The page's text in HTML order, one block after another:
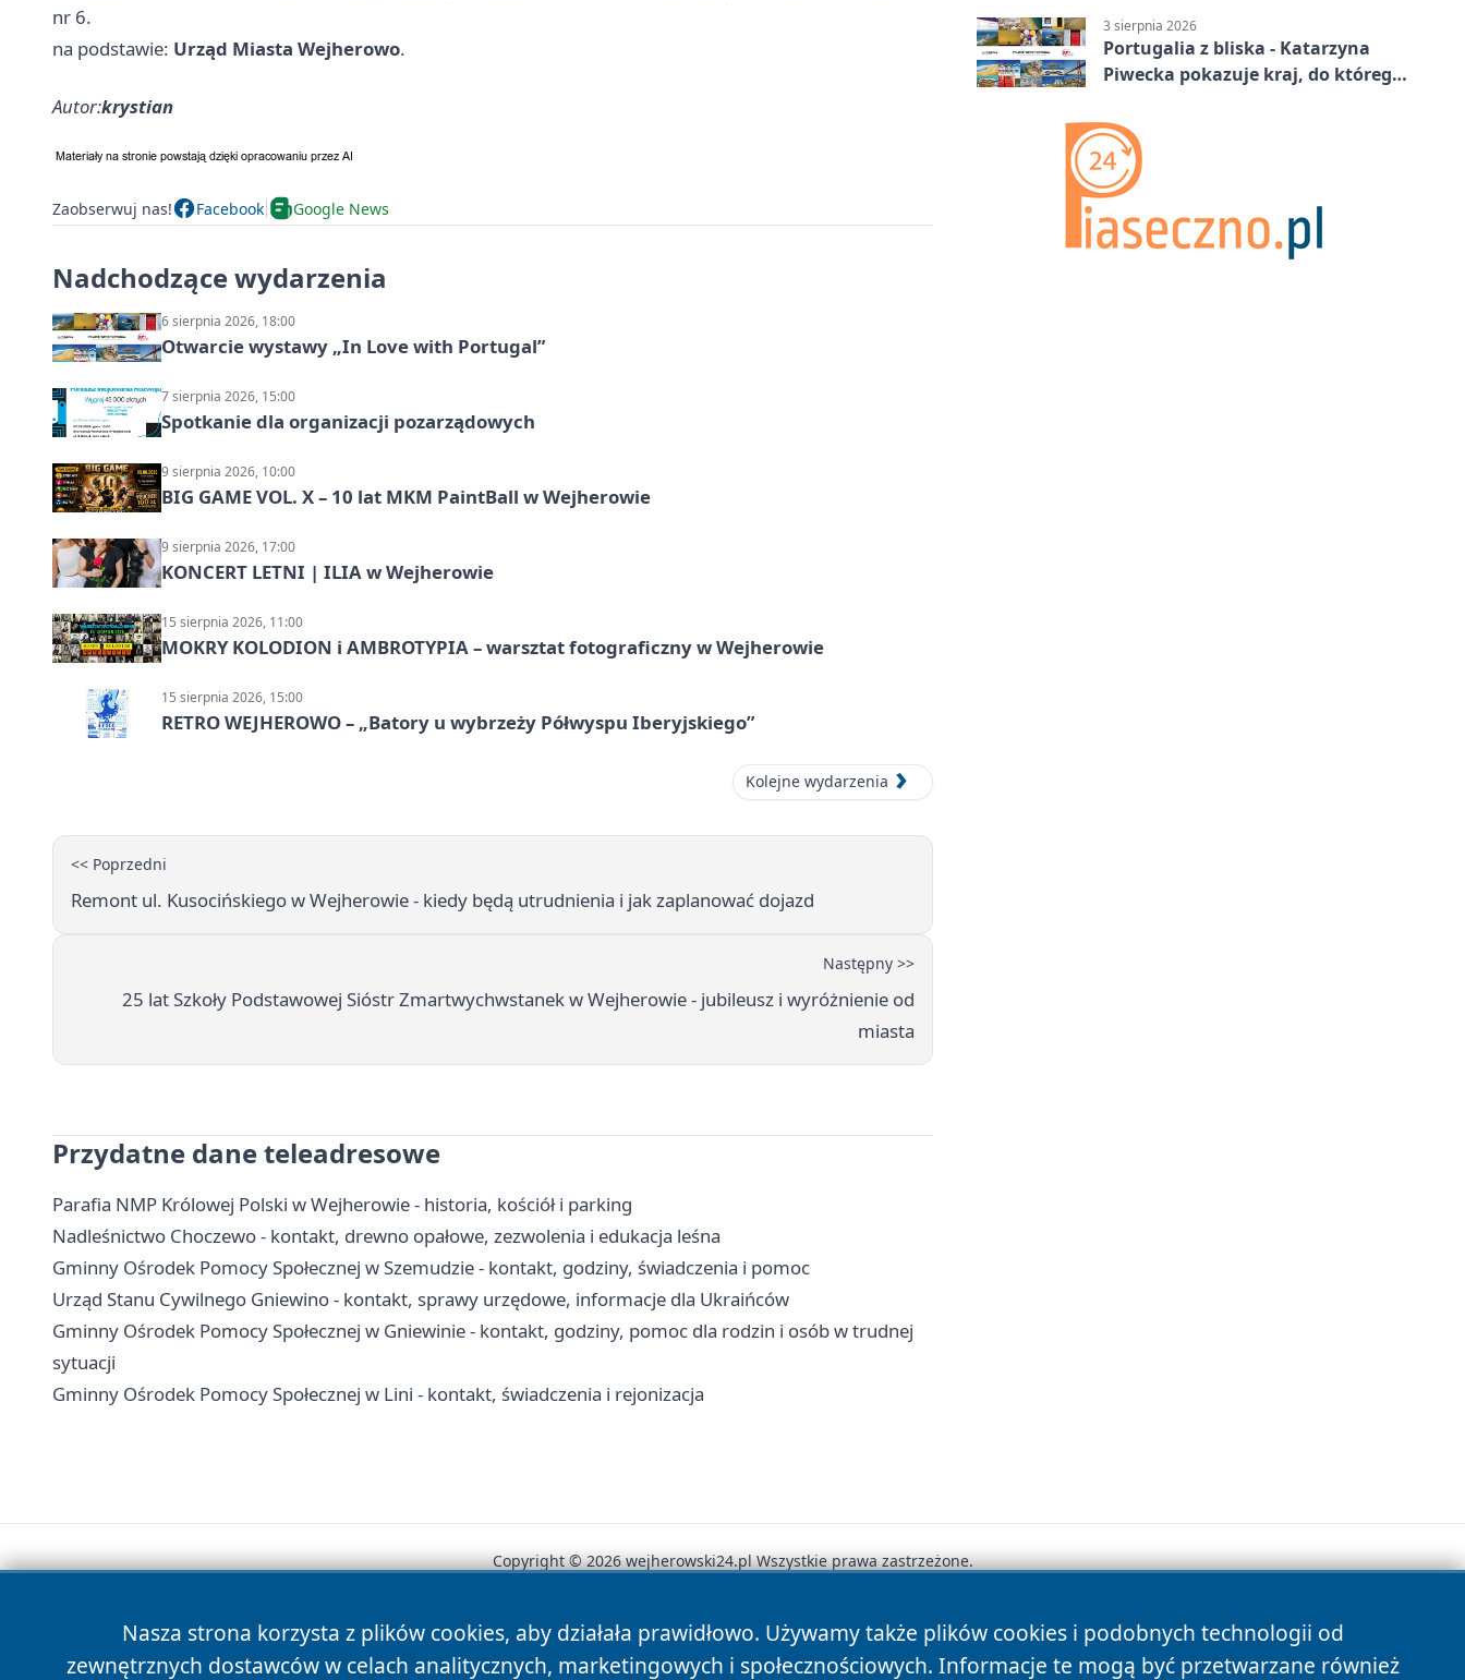
nr 6.
na podstawie: Urząd Miasta Wejherowo.
Autor:krystian
Zaobserwuj nas! Facebook Google News
Nadchodzące wydarzenia
6 sierpnia 2026, 18:00
Otwarcie wystawy „In Love with Portugal”
7 sierpnia 2026, 15:00
Spotkanie dla organizacji pozarządowych
9 sierpnia 2026, 10:00
BIG GAME VOL. X – 10 lat MKM PaintBall w Wejherowie
9 sierpnia 2026, 17:00
KONCERT LETNI | ILIA w Wejherowie
15 sierpnia 2026, 11:00
MOKRY KOLODION i AMBROTYPIA – warsztat fotograficzny w Wejherowie
15 sierpnia 2026, 15:00
RETRO WEJHEROWO – „Batory u wybrzeży Półwyspu Iberyjskiego”
Kolejne wydarzenia
<< Poprzedni
Remont ul. Kusocińskiego w Wejherowie - kiedy będą utrudnienia i jak zaplanować dojazd
Następny >>
25 lat Szkoły Podstawowej Sióstr Zmartwychwstanek w Wejherowie - jubileusz i wyróżnienie od
miasta
Przydatne dane teleadresowe
Parafia NMP Królowej Polski w Wejherowie - historia, kościół i parking
Nadleśnictwo Choczewo - kontakt, drewno opałowe, zezwolenia i edukacja leśna
Gminny Ośrodek Pomocy Społecznej w Szemudzie - kontakt, godziny, świadczenia i pomoc
Urząd Stanu Cywilnego Gniewino - kontakt, sprawy urzędowe, informacje dla Ukraińców
Gminny Ośrodek Pomocy Społecznej w Gniewinie - kontakt, godziny, pomoc dla rodzin i osób w trudnej
sytuacji
Gminny Ośrodek Pomocy Społecznej w Lini - kontakt, świadczenia i rejonizacja
3 sierpnia 2026
Portugalia z bliska - Katarzyna
Piwecka pokazuje kraj, do którego
Nasza strona korzysta z plików cookies, aby działała prawidłowo. Używamy także plików cookies i podobnych technologii od
zewnętrznych dostawców w celach analitycznych, marketingowych i społecznościowych. Informacje te mogą być przetwarzane również
Copyright © 2026 wejherowski24.pl Wszystkie prawa zastrzeżone.
News Autorzy Polityka Prywatności Polityka Cookies